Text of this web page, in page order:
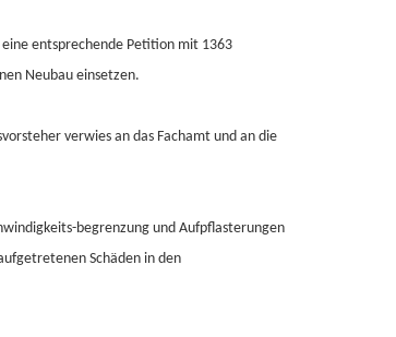
entsprechende Petition mit 1363
Neubau einsetzen.
verwies an das Fachamt und an die
begrenzung und Aufpflasterungen
Schäden in den